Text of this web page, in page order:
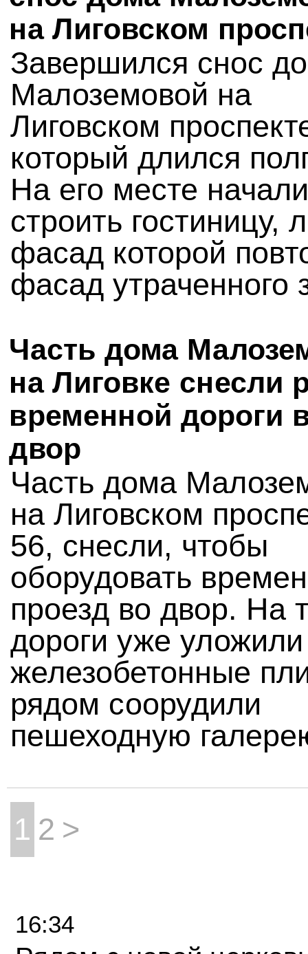
на Лиговском
Завершился снос
Малоземовой на
Лиговском
который длился
На его месте начали
строить гостиницу,
фасад которой
фасад утраченного
Часть дома
на Лиговке снесли
временной дороги
двор
Часть дома
на Лиговском
56, снесли, чтобы
оборудовать
проезд во двор. На
дороги уже уложили
железобетонные
рядом соорудили
пешеходную
1 2 >
16:34